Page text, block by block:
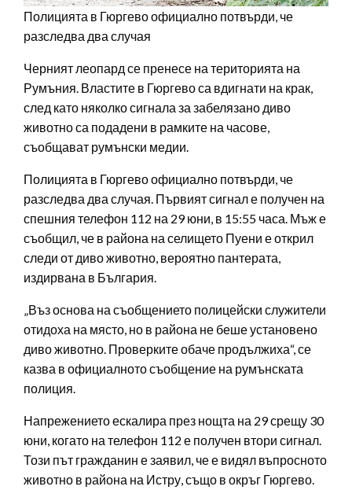
Полицията в Гюргево официално потвърди, че
разследва два случая
Черният леопард се пренесе на територията на
Румъния. Властите в Гюргево са вдигнати на крак,
след като няколко сигнала за забелязано диво
животно са подадени в рамките на часове,
съобщават румънски медии.
Полицията в Гюргево официално потвърди, че
разследва два случая. Първият сигнал е получен на
спешния телефон 112 на 29 юни, в 15:55 часа. Мъж е
съобщил, че в района на селището Пуени е открил
следи от диво животно, вероятно пантерата,
издирвана в България.
„Въз основа на съобщението полицейски служители
отидоха на място, но в района не беше установено
диво животно. Проверките обаче продължиха“, се
казва в официалното съобщение на румънската
полиция.
Напрежението ескалира през нощта на 29 срещу 30
юни, когато на телефон 112 е получен втори сигнал.
Този път гражданин е заявил, че е видял въпросното
животно в района на Истру, също в окръг Гюргево.